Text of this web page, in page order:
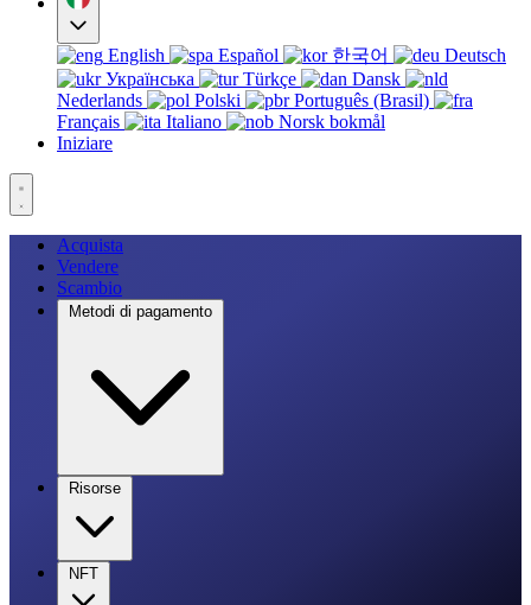
English Español 한국어
Deutsch
Українська
Türkçe
Dansk
Nederlands
Polski
Português (Brasil)
Français
Italiano
Norsk bokmål
Iniziare
Acquista
Vendere
Scambio
Metodi di pagamento
Risorse
NFT